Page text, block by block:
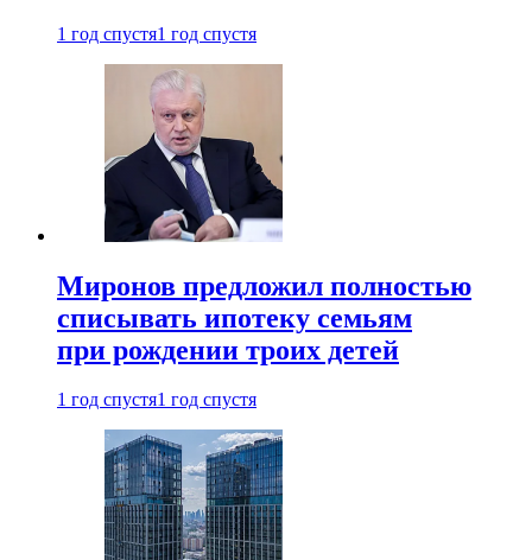
1 год спустя1 год спустя
Миронов предложил полностью
списывать ипотеку семьям
при рождении троих детей
1 год спустя1 год спустя